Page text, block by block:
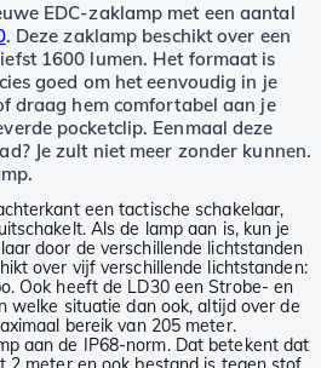
EDC-zaklamp met een aantal
. Deze zaklamp beschikt over een
1600 lumen. Het formaat is
goed om het eenvoudig in je
draag hem comfortabel aan je
pocketclip. Eenmaal deze
Je zult niet meer zonder kunnen.
een tactische schakelaar,
Als de lamp aan is, kun je
door de verschillende lichtstanden
over vijf verschillende lichtstanden:
Ook heeft de LD30 een Strobe- en
welke situatie dan ook, altijd over de
bereik van 205 meter.
aan de IP68-norm. Dat betekent dat